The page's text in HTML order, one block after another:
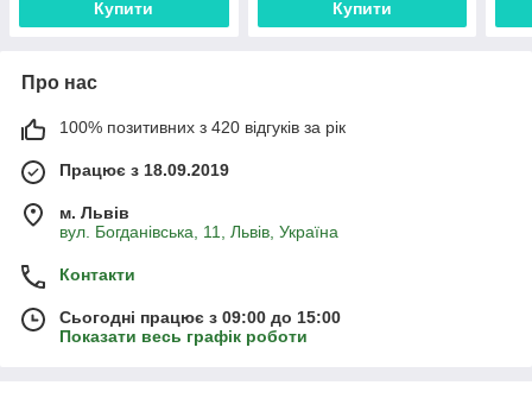
Купити Купити
Про нас
100% позитивних з 420 відгуків за рік
Працює з 18.09.2019
м. Львів
вул. Богданівська, 11, Львів, Україна
Контакти
Сьогодні працює з 09:00 до 15:00
Показати весь графік роботи